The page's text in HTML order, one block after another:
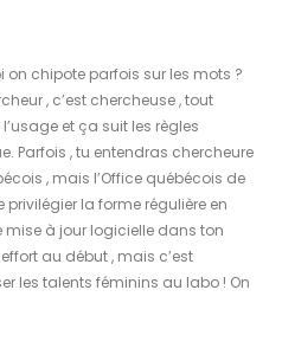
chipote parfois sur les mots ?
, c’est chercheuse , tout
et ça suit les règles
Parfois , tu entendras chercheure
, mais l’Office québécois de
la forme régulière en
mise à jour logicielle dans ton
au début , mais c’est
les talents féminins au labo ! On